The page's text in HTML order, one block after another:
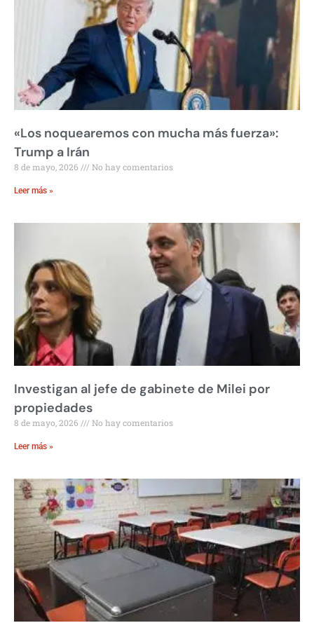
«Los noquearemos con mucha más fuerza»:
Trump a Irán
8 de mayo, 2026 No hay comentarios
Leer más »
Investigan al jefe de gabinete de Milei por
propiedades
8 de mayo, 2026 No hay comentarios
Leer más »